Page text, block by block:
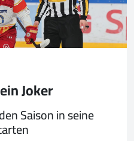
Joker
Saison in seine